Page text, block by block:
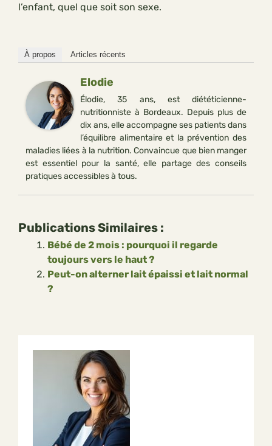
l’enfant, quel que soit son sexe.
À propos Articles récents
Elodie
Élodie, 35 ans, est diététicienne-
nutritionniste à Bordeaux. Depuis plus de
dix ans, elle accompagne ses patients dans
l’équilibre alimentaire et la prévention des
maladies liées à la nutrition. Convaincue que bien manger
est essentiel pour la santé, elle partage des conseils
pratiques accessibles à tous.
Publications Similaires :
Bébé de 2 mois : pourquoi il regarde
toujours vers le haut ?
Peut-on alterner lait épaissi et lait normal
?